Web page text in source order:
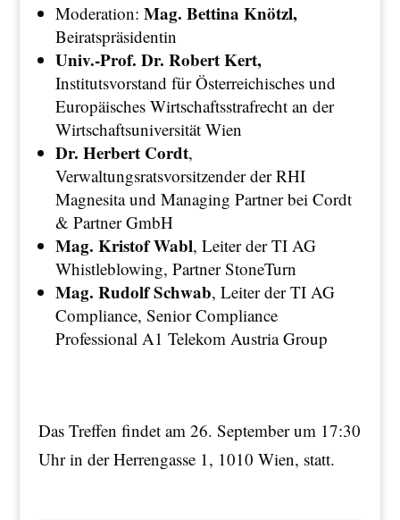
Moderation: Mag. Bettina Knötzl,
Beiratspräsidentin
Univ.-Prof. Dr. Robert Kert,
Institutsvorstand für Österreichisches und
Europäisches Wirtschaftsstrafrecht an der
Wirtschaftsuniversität Wien
Dr. Herbert Cordt,
Verwaltungsratsvorsitzender der RHI
Magnesita und Managing Partner bei Cordt
& Partner GmbH
Mag. Kristof Wabl, Leiter der TI AG
Whistleblowing, Partner StoneTurn
Mag. Rudolf Schwab, Leiter der TI AG
Compliance, Senior Compliance
Professional A1 Telekom Austria Group
Das Treffen findet am 26. September um 17:30
Uhr in der Herrengasse 1, 1010 Wien, statt.